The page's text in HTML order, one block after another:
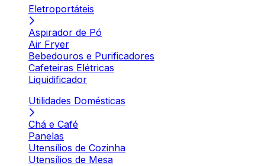
Eletroportáteis
Aspirador de Pó
Air Fryer
Bebedouros e Purificadores
Cafeteiras Elétricas
Liquidificador
Utilidades Domésticas
Chá e Café
Panelas
Utensílios de Cozinha
Utensílios de Mesa